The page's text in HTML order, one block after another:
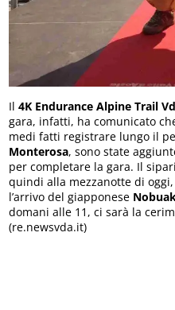
Il 4K Endurance Alpine Trail
gara, infatti, ha comunicato
medi fatti registrare lungo il
Monterosa, sono state
per completare la gara. Il
quindi alla mezzanotte di
l’arrivo del giapponese
domani alle 11, ci sarà la
(re.newsvda.it)